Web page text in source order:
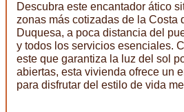
Descubra este encantador ático
zonas más cotizadas de la Costa
Duquesa, a poca distancia del
y todos los servicios esenciales.
este que garantiza la luz del sol
abiertas, esta vivienda ofrece un
para disfrutar del estilo de vida